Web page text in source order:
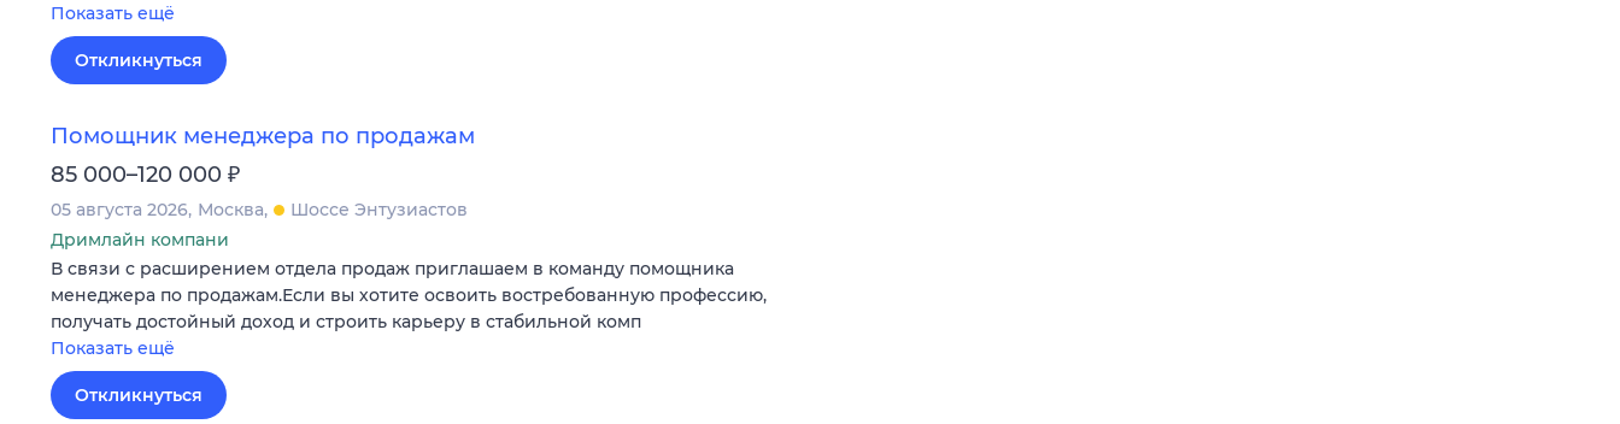
Показать ещё
Откликнуться
Помощник менеджера по продажам
85 000–120 000 ₽
05 августа 2026 Москва
Шоссе Энтузиастов
Дримлайн компани
В связи с расширением отдела продаж приглашаем в команду помощника
менеджера по продажам.Если вы хотите освоить востребованную профессию,
получать достойный доход и строить карьеру в стабильной комп
Показать ещё
Откликнуться